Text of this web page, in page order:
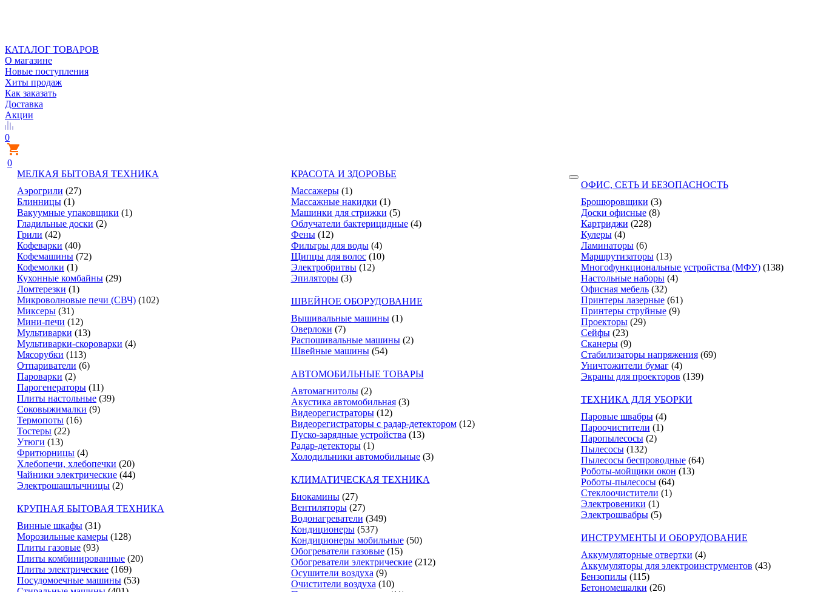
КАТАЛОГ ТОВАРОВ
О магазине
Новые поступления
Хиты продаж
Как заказать
Доставка
Акции
0
0
МЕЛКАЯ БЫТОВАЯ ТЕХНИКА
Аэрогрили (27)
Блинницы (1)
Вакуумные упаковщики (1)
Гладильные доски (2)
Грили (42)
Кофеварки (40)
Кофемашины (72)
Кофемолки (1)
Кухонные комбайны (29)
Ломтерезки (1)
Микроволновые печи (СВЧ) (102)
Миксеры (31)
Мини-печи (12)
Мультиварки (13)
Мультиварки-скороварки (4)
Мясорубки (113)
Отпариватели (6)
Пароварки (2)
Парогенераторы (11)
Плиты настольные (39)
Соковыжималки (9)
Термопоты (16)
Тостеры (22)
Утюги (13)
Фритюрницы (4)
Хлебопечи, хлебопечки (20)
Чайники электрические (44)
Электрошашлычницы (2)
КРУПНАЯ БЫТОВАЯ ТЕХНИКА
Винные шкафы (31)
Морозильные камеры (128)
Плиты газовые (93)
Плиты комбинированные (20)
Плиты электрические (169)
Посудомоечные машины (53)
КРАСОТА И ЗДОРОВЬЕ
Массажеры (1)
Массажные накидки (1)
Машинки для стрижки (5)
Облучатели бактерицидные (4)
Фены (12)
Фильтры для воды (4)
Щипцы для волос (10)
Электробритвы (12)
Эпиляторы (3)
ШВЕЙНОЕ ОБОРУДОВАНИЕ
Вышивальные машины (1)
Оверлоки (7)
Распошивальные машины (2)
Швейные машины (54)
АВТОМОБИЛЬНЫЕ ТОВАРЫ
Автомагнитолы (2)
Акустика автомобильная (3)
Видеорегистраторы (12)
Видеорегистраторы с радар-детектором (12)
Пуско-зарядные устройства (13)
Радар-детекторы (1)
Холодильники автомобильные (3)
КЛИМАТИЧЕСКАЯ ТЕХНИКА
Биокамины (27)
Вентиляторы (27)
Водонагреватели (349)
Кондиционеры (537)
Кондиционеры мобильные (50)
Обогреватели газовые (15)
Обогреватели электрические (212)
Осушители воздуха (9)
Очистители воздуха (10)
ОФИС, СЕТЬ И БЕЗОПАСНОСТЬ
Брошюровщики (3)
Доски офисные (8)
Картриджи (228)
Кулеры (4)
Ламинаторы (6)
Маршрутизаторы (13)
Многофункциональные устройства (МФУ) (138)
Настольные наборы (4)
Офисная мебель (32)
Принтеры лазерные (61)
Принтеры струйные (9)
Проекторы (29)
Сейфы (23)
Сканеры (9)
Стабилизаторы напряжения (69)
Уничтожители бумаг (4)
Экраны для проекторов (139)
ТЕХНИКА ДЛЯ УБОРКИ
Паровые швабры (4)
Пароочистители (1)
Паропылесосы (2)
Пылесосы (132)
Пылесосы беспроводные (64)
Роботы-мойщики окон (13)
Роботы-пылесосы (64)
Стеклоочистители (1)
Электровеники (1)
Электрошвабры (5)
ИНСТРУМЕНТЫ И ОБОРУДОВАНИЕ
Аккумуляторные отвертки (4)
Аккумуляторы для электроинструментов (43)
Бензопилы (115)
Бетономешалки (26)